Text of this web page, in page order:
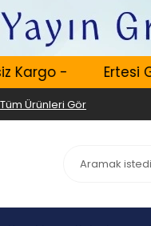
- Ertesi
Tüm Ürünleri Gör